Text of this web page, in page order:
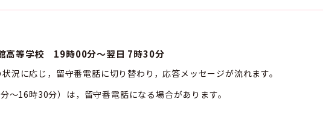
高等学校 19時00分～翌日 7時30分
に応じ，留守番電話に切り替わり，応答メッセージが流れます。
16時30分）は，留守番電話になる場合があります。